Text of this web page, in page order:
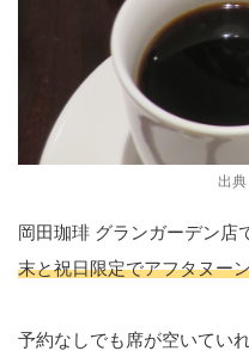
出
岡田珈琲 グランガーデン店
末と祝日限定でアフタヌー
予約なしでも席が空いてい